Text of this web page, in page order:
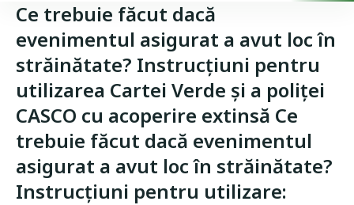
Ce trebuie făcut dacă
evenimentul asigurat a avut loc în
străinătate? Instrucțiuni pentru
utilizarea Cartei Verde și a poliței
CASCO cu acoperire extinsă Ce
trebuie făcut dacă evenimentul
asigurat a avut loc în străinătate?
Instrucțiuni pentru utilizare: